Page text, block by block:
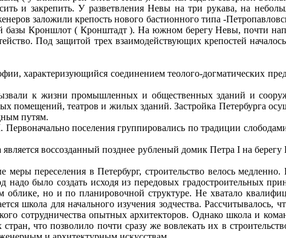
и закрепить. У разветвления Невы на три рукава, на
заложили крепость нового бастионного типа -
базы Кроншлот ( Кронштадт ). На южном берегу Невы, почти
Под защитой трех взаимодействующих крепостей
характеризующийся соединением теолого-догматических
к жизни промышленных и общественных зданий и
помещений, театров и жилых зданий. Застройка Петербурга
путям.
поселения группировались по традиции
воссозданный позднее рубленый домик Петра I на
переселения в Петербург, строительство велось
надо было создать исходя из передовых градостроительных
облике, но и по планировочной структуре. Не хватало
школа для начального изучения зодчества. Рассчитывалось,
сотрудничества опытных архитекторов. Однако школа и
что позволило почти сразу же вовлекать их в